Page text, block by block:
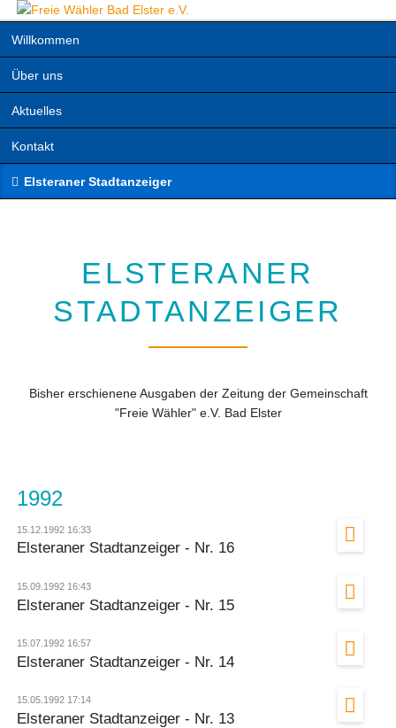
Willkommen
Über uns
Aktuelles
Kontakt
Elsteraner Stadtanzeiger
ELSTERANER
STADTANZEIGER
Bisher erschienene Ausgaben der Zeitung der Gemeinschaft
"Freie Wähler" e.V. Bad Elster
1992
15.12.1992 16:33
Elsteraner Stadtanzeiger - Nr. 16
15.09.1992 16:43
Elsteraner Stadtanzeiger - Nr. 15
15.07.1992 16:57
Elsteraner Stadtanzeiger - Nr. 14
15.05.1992 17:14
Elsteraner Stadtanzeiger - Nr. 13